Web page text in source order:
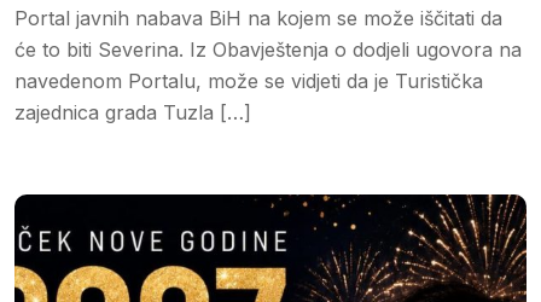
Portal javnih nabava BiH na kojem se može iščitati da
će to biti Severina. Iz Obavještenja o dodjeli ugovora na
navedenom Portalu, može se vidjeti da je Turistička
zajednica grada Tuzla […]